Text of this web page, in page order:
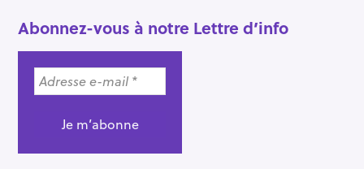
Abonnez-vous à notre Lettre d’info